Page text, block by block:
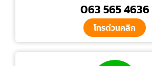
063 565 4636
โทรด่วนคลิก